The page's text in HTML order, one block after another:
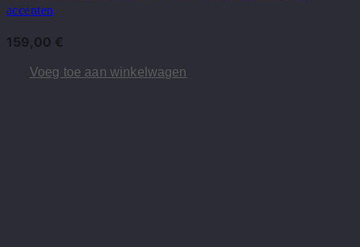
accenten
159,00 €
Voeg toe aan winkelwagen